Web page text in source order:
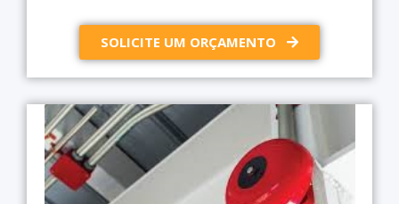
SOLICITE UM ORÇAMENTO